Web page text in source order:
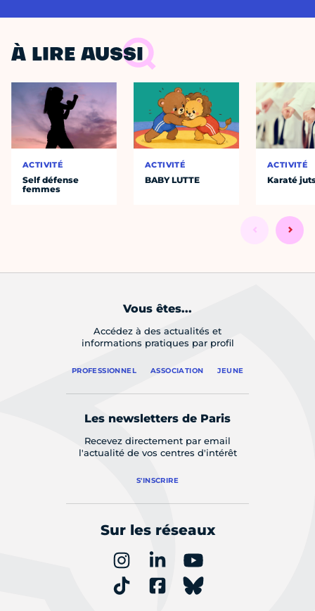
À LIRE AUSSI
ACTIVITÉ
Self défense
femmes
ACTIVITÉ
BABY LUTTE
ACTIVITÉ
Karaté
Vous êtes...
Accédez à des actualités et
informations pratiques par profil
PROFESSIONNEL ASSOCIATION JEUNE
Les newsletters de Paris
Recevez directement par email
l'actualité de vos centres d'intérêt
S'INSCRIRE
Sur les réseaux